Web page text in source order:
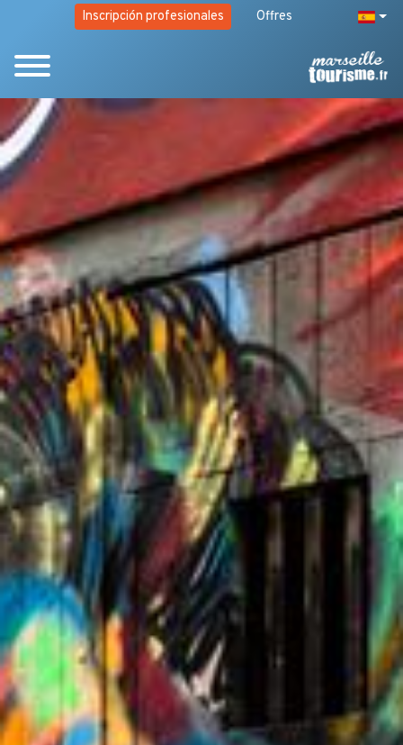
Inscripción profesionales Offres